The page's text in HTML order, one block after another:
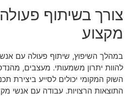
צורך בשיתוף
מקצוע
במהלך השיפוץ, שיתוף פעולה עם
להוות יתרון משמעותי. מעצבים,
השוק המקומי יכולים לסייע ביצירת
התוצאות הרצויות. עבודה עם אנשי